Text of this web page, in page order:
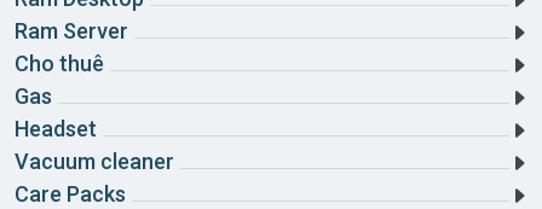
Hậu Giang
Hưng Yên
Khánh Hòa
Ram Server
Cho thuê
Gas
Headset
Vacuum cleaner
Care Packs